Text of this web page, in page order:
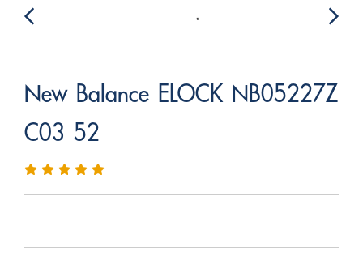
New Balance ELOCK NB05227Z
C03 52